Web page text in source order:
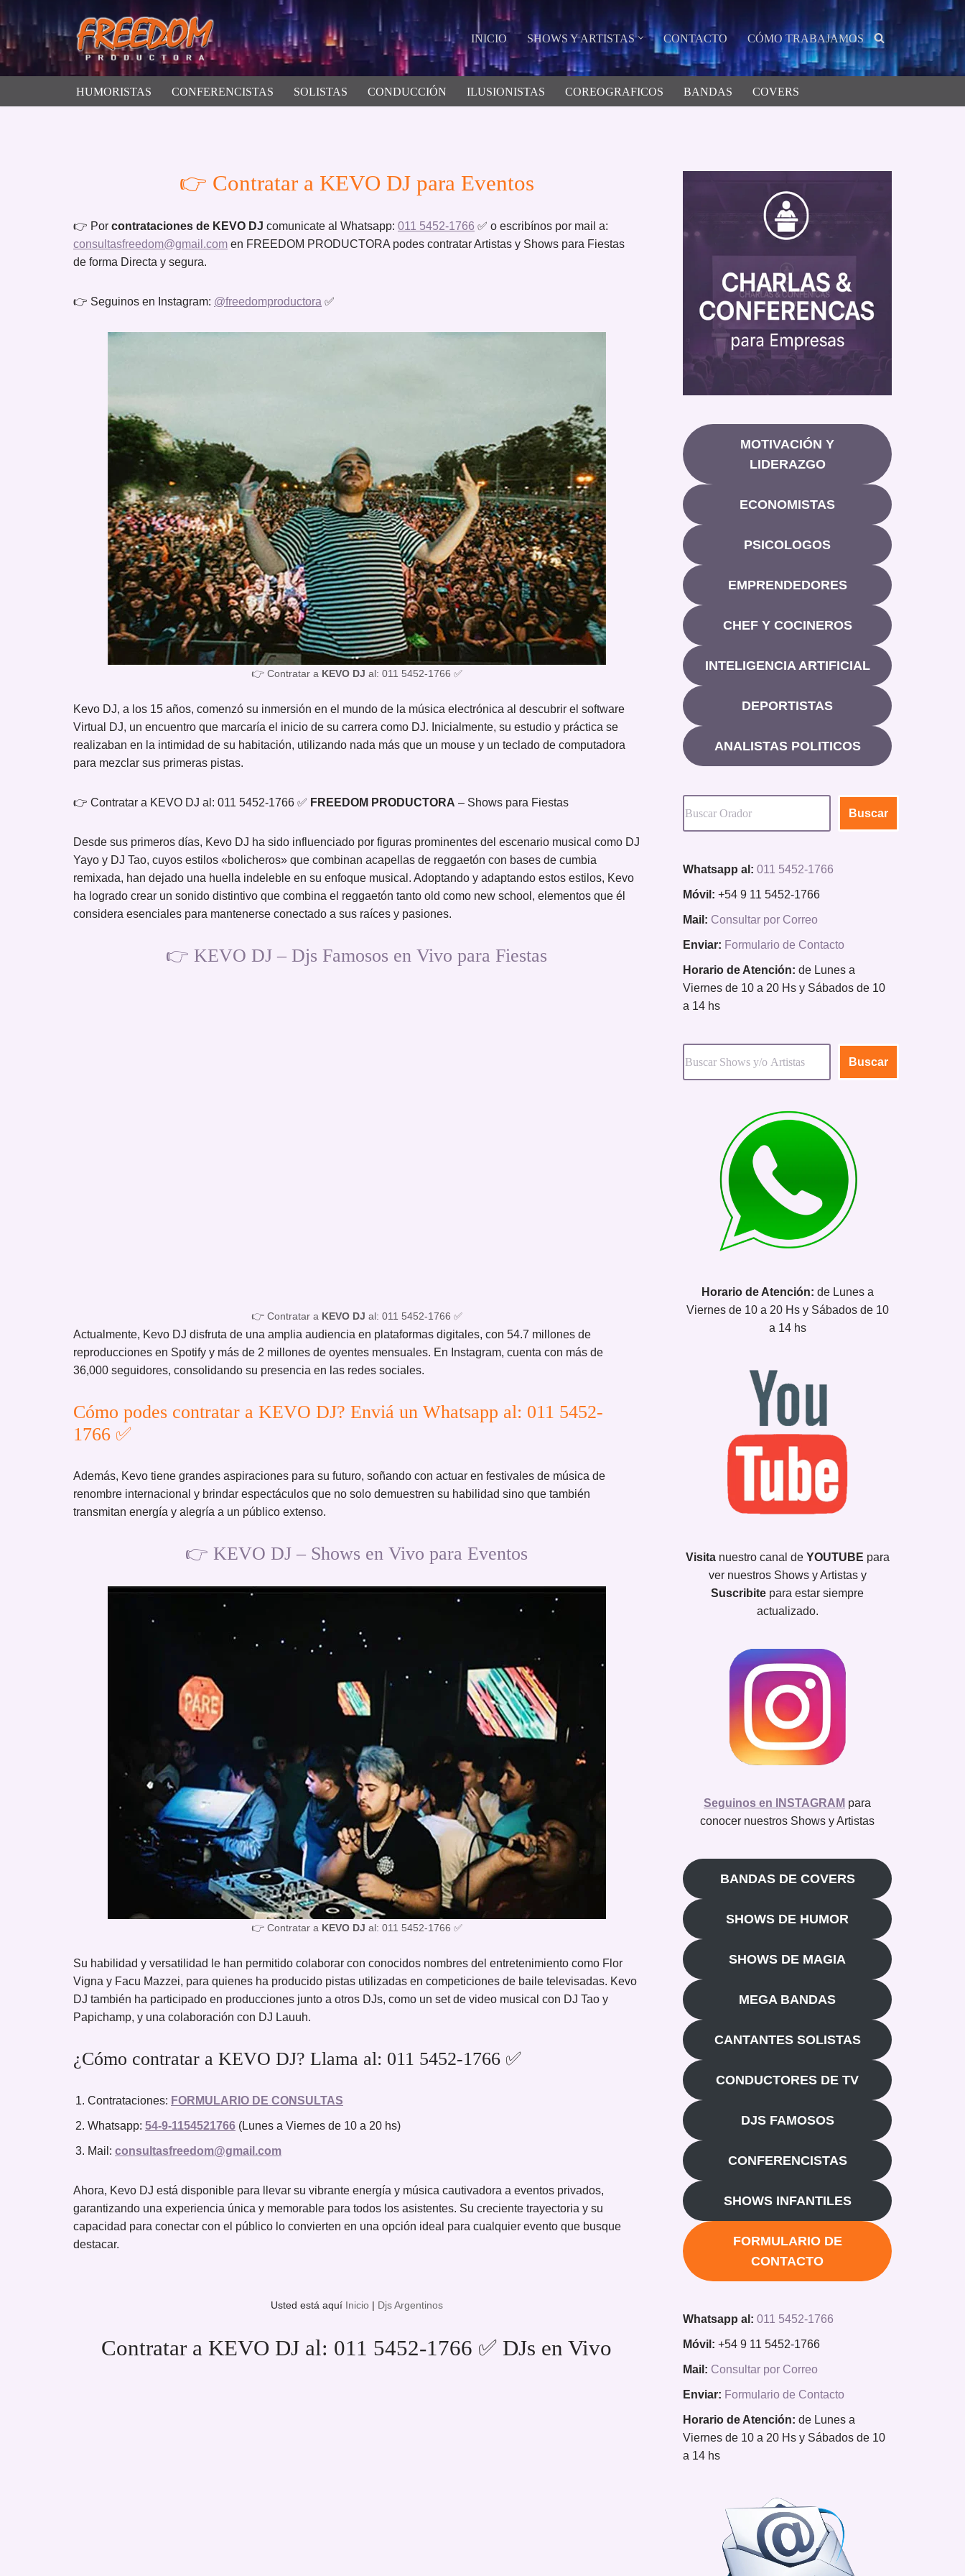
Saltar
contenido
INICIO SHOWS Y ARTISTAS CONTACTO CÓMO TRABAJAMOS
HUMORISTAS CONFERENCISTAS SOLISTAS CONDUCCIÓN ILUSIONISTAS COREOGRAFICOS BANDAS COVERS
👉 Contratar a KEVO DJ para Eventos
👉 Por contrataciones de KEVO DJ comunicate al Whatsapp: 011 5452-1766 ✅ o escribínos por mail a:
consultasfreedom@gmail.com en FREEDOM PRODUCTORA podes contratar Artistas y Shows para Fiestas
de forma Directa y segura.
👉 Seguinos en Instagram: @freedomproductora ✅
👉 Contratar a KEVO DJ al: 011 5452-1766 ✅
Kevo DJ, a los 15 años, comenzó su inmersión en el mundo de la música electrónica al descubrir el software
Virtual DJ, un encuentro que marcaría el inicio de su carrera como DJ. Inicialmente, su estudio y práctica se
realizaban en la intimidad de su habitación, utilizando nada más que un mouse y un teclado de computadora
para mezclar sus primeras pistas.
👉 Contratar a KEVO DJ al: 011 5452-1766 ✅ FREEDOM PRODUCTORA – Shows para Fiestas
Desde sus primeros días, Kevo DJ ha sido influenciado por figuras prominentes del escenario musical como DJ
Yayo y DJ Tao, cuyos estilos «bolicheros» que combinan acapellas de reggaetón con bases de cumbia
remixada, han dejado una huella indeleble en su enfoque musical. Adoptando y adaptando estos estilos, Kevo
ha logrado crear un sonido distintivo que combina el reggaetón tanto old como new school, elementos que él
considera esenciales para mantenerse conectado a sus raíces y pasiones.
👉 KEVO DJ – Djs Famosos en Vivo para Fiestas
👉 Contratar a KEVO DJ al: 011 5452-1766 ✅
Actualmente, Kevo DJ disfruta de una amplia audiencia en plataformas digitales, con 54.7 millones de
reproducciones en Spotify y más de 2 millones de oyentes mensuales. En Instagram, cuenta con más de
36,000 seguidores, consolidando su presencia en las redes sociales.
Cómo podes contratar a KEVO DJ? Enviá un Whatsapp al: 011 5452-
1766 ✅
Además, Kevo tiene grandes aspiraciones para su futuro, soñando con actuar en festivales de música de
renombre internacional y brindar espectáculos que no solo demuestren su habilidad sino que también
transmitan energía y alegría a un público extenso.
👉 KEVO DJ – Shows en Vivo para Eventos
👉 Contratar a KEVO DJ al: 011 5452-1766 ✅
Su habilidad y versatilidad le han permitido colaborar con conocidos nombres del entretenimiento como Flor
Vigna y Facu Mazzei, para quienes ha producido pistas utilizadas en competiciones de baile televisadas. Kevo
DJ también ha participado en producciones junto a otros DJs, como un set de video musical con DJ Tao y
Papichamp, y una colaboración con DJ Lauuh.
¿Cómo contratar a KEVO DJ? Llama al: 011 5452-1766 ✅
Contrataciones: FORMULARIO DE CONSULTAS
Whatsapp: 54-9-1154521766 (Lunes a Viernes de 10 a 20 hs)
Mail: consultasfreedom@gmail.com
Ahora, Kevo DJ está disponible para llevar su vibrante energía y música cautivadora a eventos privados,
garantizando una experiencia única y memorable para todos los asistentes. Su creciente trayectoria y su
capacidad para conectar con el público lo convierten en una opción ideal para cualquier evento que busque
destacar.
Usted está aquí Inicio| Djs Argentinos
Contratar a KEVO DJ al: 011 5452-1766 ✅ DJs en Vivo
MOTIVACIÓN Y
LIDERAZGO
ECONOMISTAS
PSICOLOGOS
EMPRENDEDORES
CHEF Y COCINEROS
INTELIGENCIA ARTIFICIAL
DEPORTISTAS
ANALISTAS POLITICOS
Buscar
Whatsapp al: 011 5452-1766
Móvil: +54 9 11 5452-1766
Mail: Consultar por Correo
Enviar: Formulario de Contacto
Horario de Atención: de Lunes a
Viernes de 10 a 20 Hs y Sábados de 10
a 14 hs
Buscar
Horario de Atención: de Lunes a
Viernes de 10 a 20 Hs y Sábados de 10
a 14 hs
Visita nuestro canal de YOUTUBE para
ver nuestros Shows y Artistas y
Suscribite para estar siempre
actualizado.
Seguinos en INSTAGRAM para
conocer nuestros Shows y Artistas
BANDAS DE COVERS
SHOWS DE HUMOR
SHOWS DE MAGIA
MEGA BANDAS
CANTANTES SOLISTAS
CONDUCTORES DE TV
DJS FAMOSOS
CONFERENCISTAS
SHOWS INFANTILES
FORMULARIO DE
CONTACTO
Whatsapp al: 011 5452-1766
Móvil: +54 9 11 5452-1766
Mail: Consultar por Correo
Enviar: Formulario de Contacto
Horario de Atención: de Lunes a
Viernes de 10 a 20 Hs y Sábados de 10
a 14 hs